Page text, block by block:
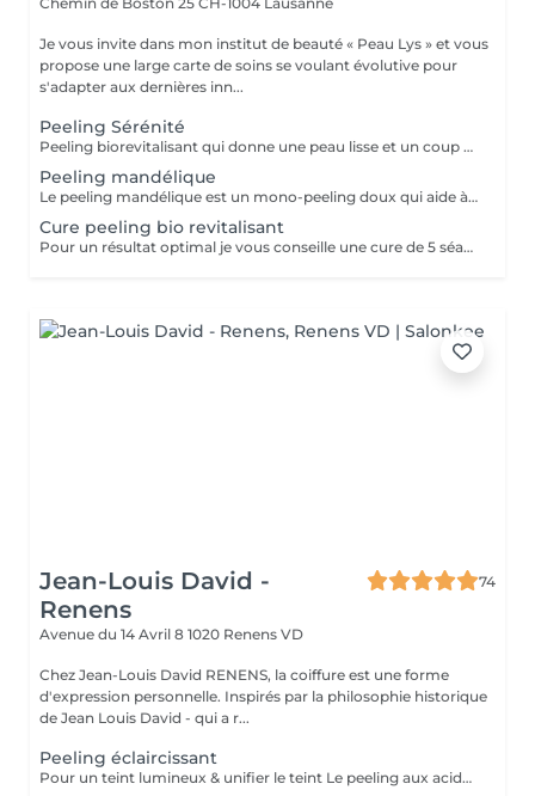
Je vous invite dans mon institut de beauté « Peau Lys » et vous
propose une large carte de soins se voulant évolutive pour
s'adapter aux dernières inn...
Peeling Sérénité
Peeling biorevitalisant qui donne une peau lisse et un coup d'éclat splendide . Suivi par un massage du visage et masque personnalisé. Le bior5 est un peeling nouvelle génération contenant des actifs biorevitalisants et biorégénérants. C'est une solution contenant de l'acide glycolique, de l'acide phytique, de l'acide azélaique et de l'acide mandelique avec l'ajout d'urée, de polysaccharides, de peptides, de silicium organique et d'acide hyaluronique. Egalement l'extrait de rodacée
Peeling mandélique
Le peeling mandélique est un mono-peeling doux qui aide à déboucher les pores obstrués et à contrôler la production de sébum . Il contribuera aussi a réduire les rougeurs d'une rosacée . L'acide mandélique a des propriétés anti bactériennes et peut donc aider à réduire les bactéries responsables de l'acné.
Cure peeling bio revitalisant
Pour un résultat optimal je vous conseille une cure de 5 séances de peelings bio revitalisants. L'effet au niveau anti-âgé, pores dilatés, tâches , renouvellement de la peau ; donc une peau beaucoup plus lisse sera impressionnant à la fin de la cure de 5 séances (chaque séance sera espacé de 10 à 14 jours). Contactez moi pour un conseil personnalisé.
Jean-Louis David -
Renens
74
Avenue du 14 Avril 8 1020 Renens VD
Chez Jean-Louis David RENENS, la coiffure est une forme
d'expression personnelle. Inspirés par la philosophie historique
de Jean Louis David - qui a r...
Peeling éclaircissant
Pour un teint lumineux & unifier le teint Le peeling aux acides de fruits CELESTETIC SUISSE est idéal pour les peaux ternes, avec hyperpigmentation, marques post-acné ou taches légères. Bénéfices Exfolie en douceur et stimule le renouvellement cellulaire Uniformise le teint et atténue les taches pigmentaires Lisse le grain de peau et réduit l'aspect irrégulier Redonne éclat et luminosité à la peau Résultats attendus Teint plus clair et lumineux dès la première séance Texture de peau affinée et uniforme Marque post-acné et taches atténuées après plusieurs séances Prévention du vieillissement cutané grâce à l'exfoliation douce